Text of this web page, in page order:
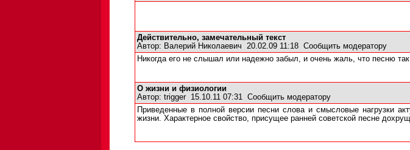
Действительно, замечательный текст
Автор: Валерий Николаевич 20.02.09 11:18 Сообщить модератору
Никогда его не слышал или надежно забыл, и очень жаль, что песню
О жизни и физиологии
Автор: trigger 15.10.11 07:31 Сообщить модератору
Приведенные в полной версии песни слова и смысловые нагрузки
жизни. Характерное свойство, присущее ранней советской песне